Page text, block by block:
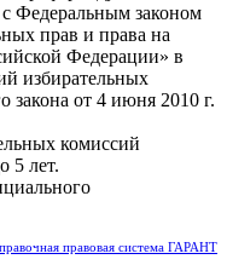
Федеральным законом
прав и права на
Федерации» в
избирательных
закона от 4 июня 2010 г.
комиссий
5 лет.
правовая система ГАРАНТ